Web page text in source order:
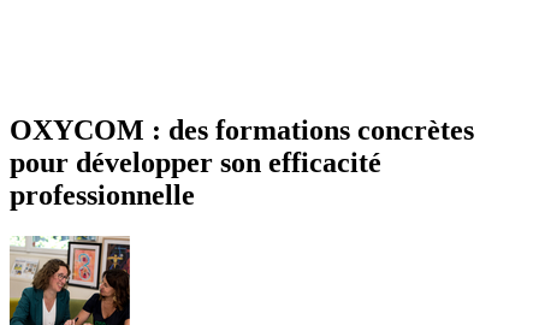
OXYCOM : des formations concrètes
pour développer son efficacité
professionnelle